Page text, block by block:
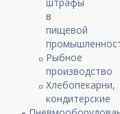
в
пищевой
Рыбное
производство
Хлебопекарни,
кондитерские